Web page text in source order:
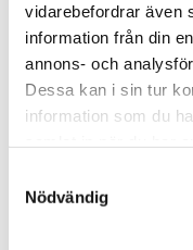
vidarebefordrar även
information från din
annons- och
Dessa kan i sin tur
information som du
Nödvändig
Golfbänk & teeskylt,